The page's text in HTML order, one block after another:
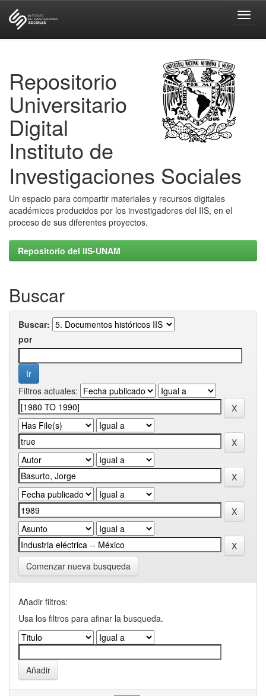
Repositorio
Universitario
Digital
Instituto de
Investigaciones Sociales
Un espacio para compartir materiales y recursos digitales
académicos producidos por los investigadores del IIS, en el
proceso de sus diferentes proyectos.
Repositorio del IIS-UNAM
Buscar
Buscar:
por
Filtros actuales:
Comenzar nueva busqueda
Añadir filtros:
Usa los filtros para afinar la busqueda.